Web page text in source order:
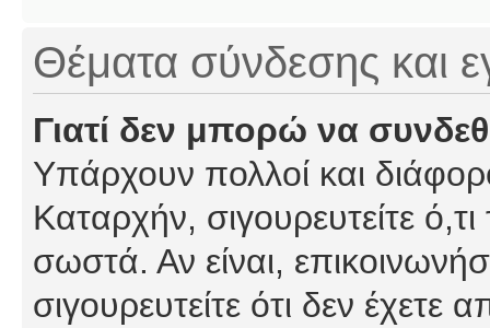
Θέματα σύνδεσης και
Γιατί δεν μπορώ να
Υπάρχουν πολλοί και
Καταρχήν, σιγουρευτείτε
σωστά. Αν είναι,
σιγουρευτείτε ότι δεν έχετε